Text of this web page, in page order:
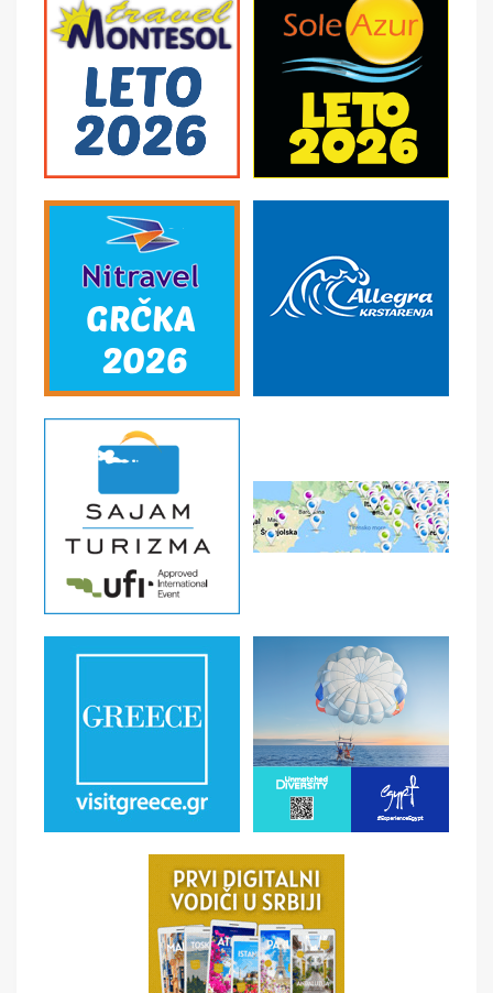
troškove organizacije i vođstva puta.
- U cenu nije uračunata boravišna taksa. Cena je po
smeštajnoj jedinici po danu i plaća se na licu mesta -
Međunarodno putno zdravstveno osiguranje; -
Korišćenje klima uređaja (cena na upit) - Individualne i
koristi putnik, a nisu pomenute programom putovanja, a
naprave se u toku puta i u toku boravka u vili.